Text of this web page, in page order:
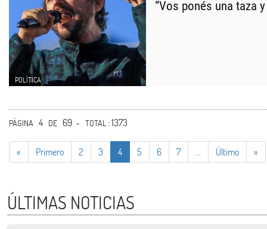
POLÍTICA
“Vos ponés una taza
PÁGINA 4 DE 69 - TOTAL: 1373
« Primero 2 3 4 5 6 7 Último »
ÚLTIMAS NOTICIAS